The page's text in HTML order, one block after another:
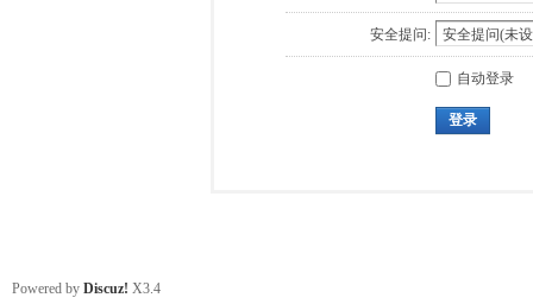
安全提问:
自动登录
登录
Powered by Discuz! X3.4